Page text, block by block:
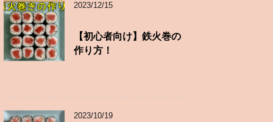
2023/12/15
【初心者向け】鉄火巻の
作り方！
2023/10/19